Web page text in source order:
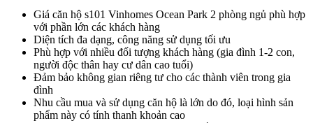
Giá căn hộ s101 Vinhomes Ocean Park 2 phòng ngủ phù hợp
với phần lớn các khách hàng
Diện tích đa dạng, công năng sử dụng tối ưu
Phù hợp với nhiều đối tượng khách hàng (gia đình 1-2 con,
người độc thân hay cư dân cao tuổi)
Đảm bảo không gian riêng tư cho các thành viên trong gia
đình
Nhu cầu mua và sử dụng căn hộ là lớn do đó, loại hình sản
phẩm này có tính thanh khoản cao